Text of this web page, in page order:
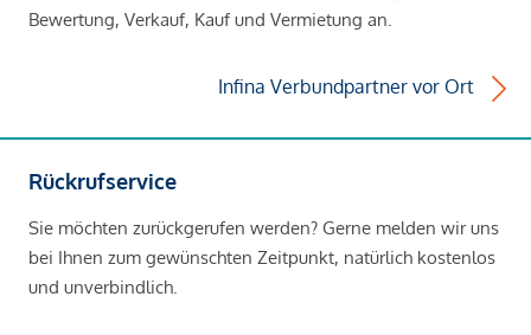
Bewertung, Verkauf, Kauf und Vermietung an.
Infina Verbundpartner vor Ort
Rückrufservice
Sie möchten zurückgerufen werden? Gerne melden wir uns
bei Ihnen zum gewünschten Zeitpunkt, natürlich kostenlos
und unverbindlich.